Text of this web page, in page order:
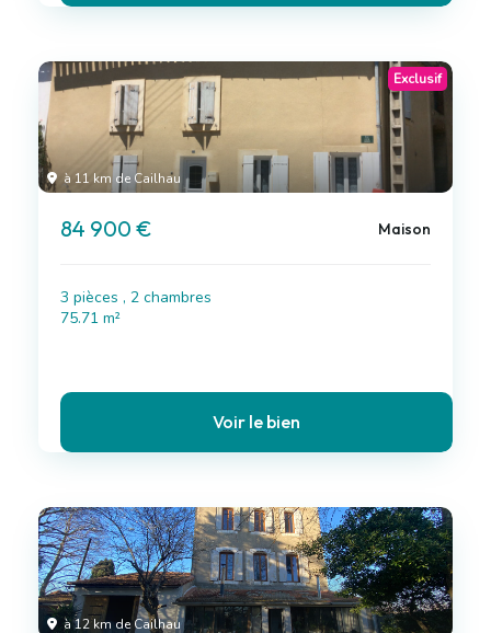
à 11 km de Cailhau
Exclusif
84 900 € Maison
3 pièces , 2 chambres
75.71 m²
Voir le bien
à 12 km de Cailhau